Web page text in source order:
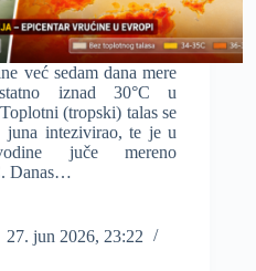
već sedam dana mere
iznad 30°C u
(tropski) talas se
juna intezivirao, te je u
juče mereno
Danas…
27. jun 2026, 23:22